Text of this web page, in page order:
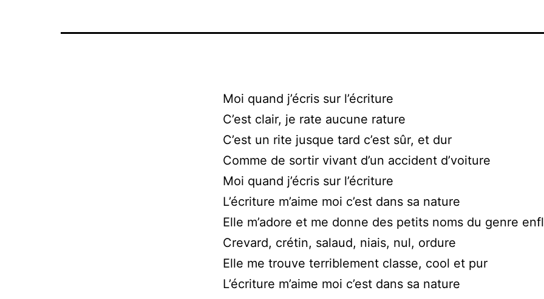
Moi quand j’écris sur l’écriture
C’est clair, je rate aucune rature
C’est un rite jusque tard c’est sûr, et dur
Comme de sortir vivant d’un accident d’voiture
Moi quand j’écris sur l’écriture
L’écriture m’aime moi c’est dans sa nature
Elle m’adore et me donne des petits noms du genre
Crevard, crétin, salaud, niais, nul, ordure
Elle me trouve terriblement classe, cool et pur
L’écriture m’aime moi c’est dans sa nature